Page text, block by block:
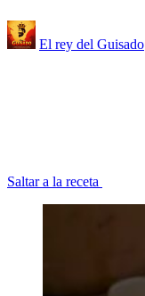
El rey del Guisado
Saltar a la receta